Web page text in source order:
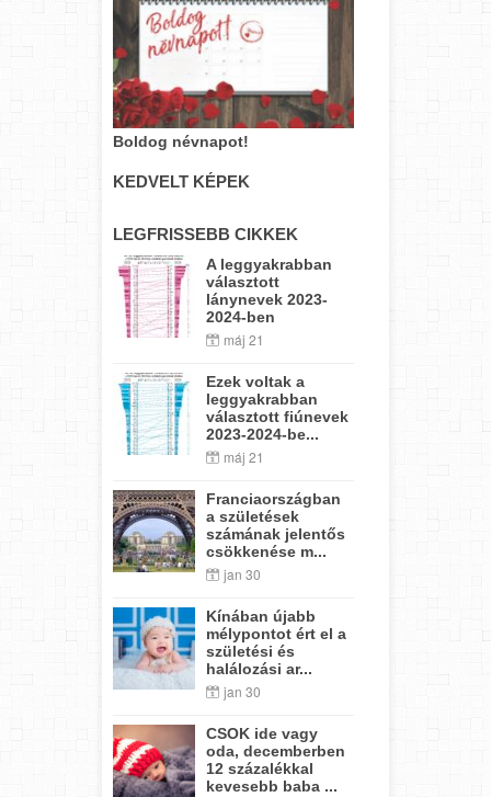
Boldog névnapot!
KEDVELT KÉPEK
LEGFRISSEBB CIKKEK
A leggyakrabban
választott
lánynevek 2023-
2024-ben
máj 21
Ezek voltak a
leggyakrabban
választott fiúnevek
2023-2024-be...
máj 21
Franciaországban
a születések
számának jelentős
csökkenése m...
jan 30
Kínában újabb
mélypontot ért el a
születési és
halálozási ar...
jan 30
CSOK ide vagy
oda, decemberben
12 százalékkal
kevesebb baba ...